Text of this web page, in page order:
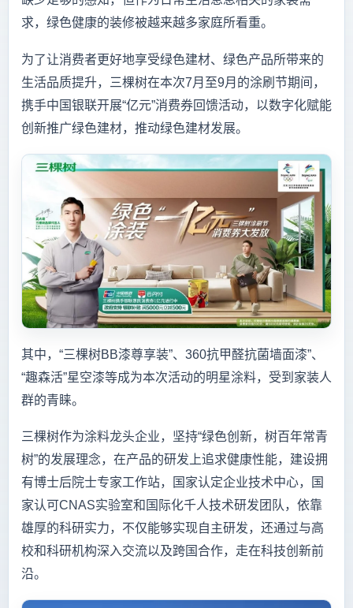
求，绿色健康的装修被越来越多家庭所看重。
为了让消费者更好地享受绿色建材、绿色产品所带来的
生活品质提升，三棵树在本次7月至9月的涂刷节期间，
携手中国银联开展“亿元”消费券回馈活动，以数字化赋能
创新推广绿色建材，推动绿色建材发展。
其中，“三棵树BB漆尊享装”、360抗甲醛抗菌墙面漆”、
“趣森活”星空漆等成为本次活动的明星涂料，受到家装人
群的青睐。
三棵树作为涂料龙头企业，坚持“绿色创新，树百年常青
树”的发展理念，在产品的研发上追求健康性能，建设拥
有博士后院士专家工作站，国家认定企业技术中心，国
家认可CNAS实验室和国际化千人技术研发团队，依靠
雄厚的科研实力，不仅能够实现自主研发，还通过与高
校和科研机构深入交流以及跨国合作，走在科技创新前
沿。